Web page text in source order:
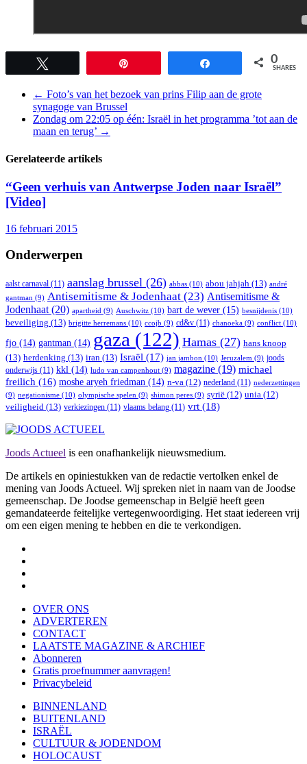
0
SHARES
← Foto’s van het bezoek van prins Filip aan de grote
synagoge van Brussel
Zondag om 22:05 op één: Israël in het programma ’tot aan de
maan en terug’ →
Gerelateerde artikels
“Geen verhuis van Antwerpse Joden naar Israël”
[Video]
16 februari 2015
Onderwerpen
aalst carnaval (11) aanslag brussel (26) abbas (10) abou jahjah (13) andré
gantman (9) Antisemitisme & Jodenhaat (23) Antisemitisme &
Jodenhaat (20) apartheid (9) Auschwitz (10) bart de wever (15) besnijdenis (10)
beveiliging (13) brigitte herremans (10) ccojb (9) cd&v (11) chanoeka (9) conflict (10)
fjo (14) gantman (14) gaza (122) Hamas (27) hans knoop
(13) herdenking (13) iran (13) Israël (17) jan jambon (10) Jeruzalem (9) joods
onderwijs (11) kkl (14) ludo van campenhout (9) magazine (19) michael
freilich (16) moshe aryeh friedman (14) n-va (12) nederland (11) nederzettingen
(9) negationisme (10) olympische spelen (9) shimon peres (9) syrië (12) unia (12)
veiligheid (13) verkiezingen (11) vlaams belang (11) vrt (18)
Joods Actueel is een onafhankelijk nieuwsmedium.
De artikels en opiniestukken van de redactie vertolken enkel de
mening van Joods Actueel. Wij spreken niet in naam van de Joodse
gemeenschap. De Joodse gemeenschap in België heeft geen
gemandateerde feitelijke vertegenwoordiging. Het staat iedereen vrij
om een eigen mening te hebben en die te verkondigen.
OVER ONS
ADVERTEREN
CONTACT
LAATSTE MAGAZINE & ARCHIEF
Abonneren
Gratis proefnummer aanvragen!
Privacybeleid
BINNENLAND
BUITENLAND
ISRAËL
CULTUUR & JODENDOM
HOLOCAUST